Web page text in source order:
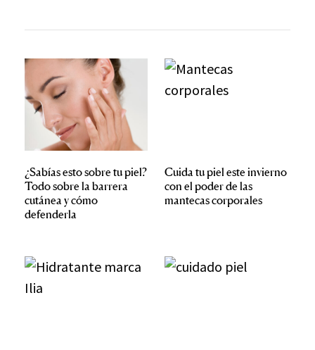
¿Sabías esto sobre tu piel?
Todo sobre la barrera
cutánea y cómo
defenderla
Cuida tu piel este invierno
con el poder de las
mantecas corporales